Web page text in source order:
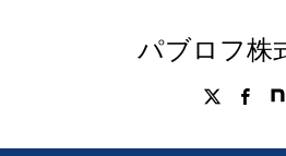
パブロフ株